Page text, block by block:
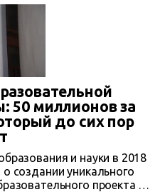
судьбе закупленного за
гривен оборудования
обеспечения для
(НОЭП).
«БМС-Техно»,
продукцию, говорит,
следа...
50 миллионов за
до сих пор
и науки в 2018
создании уникального
проекта —